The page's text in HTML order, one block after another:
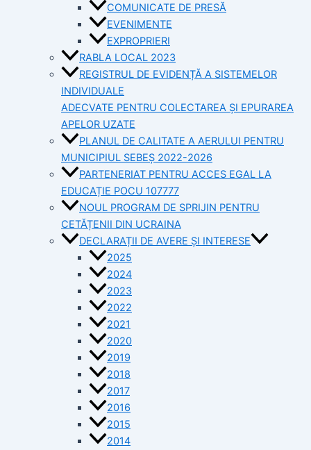
COMUNICATE DE PRESĂ
EVENIMENTE
EXPROPRIERI
RABLA LOCAL 2023
REGISTRUL DE EVIDENȚĂ A SISTEMELOR
INDIVIDUALE
ADECVATE PENTRU COLECTAREA ȘI EPURAREA
APELOR UZATE
PLANUL DE CALITATE A AERULUI PENTRU
MUNICIPIUL SEBEȘ 2022-2026
PARTENERIAT PENTRU ACCES EGAL LA
EDUCAȚIE POCU 107777
NOUL PROGRAM DE SPRIJIN PENTRU
CETĂȚENII DIN UCRAINA
DECLARAȚII DE AVERE ȘI INTERESE
2025
2024
2023
2022
2021
2020
2019
2018
2017
2016
2015
2014